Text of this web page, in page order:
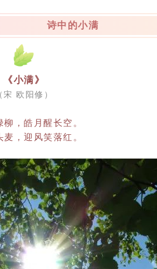
诗中的小满
《小满》
（宋 欧阳修）
，皓月醒长空。
，迎风笑落红。